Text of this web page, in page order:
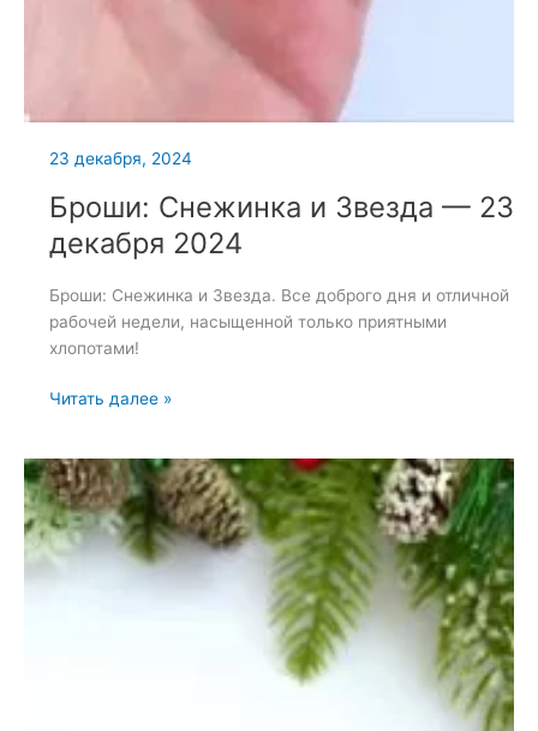
23 декабря, 2024
Броши: Снежинка и Звезда — 23
декабря 2024
Броши: Снежинка и Звезда. Все доброго дня и отличной
рабочей недели, насыщенной только приятными
хлопотами!
Броши:
Звезда
—
23
декабря
Читать далее »